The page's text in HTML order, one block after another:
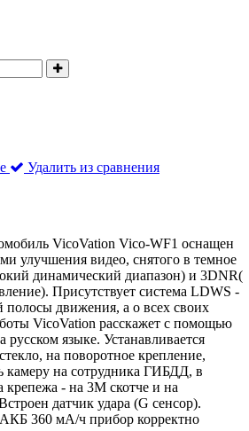
Удалить из сравнения
VicoVation Vico-WF1 оснащен
улучшения видео, снятого в темное
динамический диапазон) и 3DNR(
Присутствует система LDWS -
полосы движения, а о всех своих
VicoVation расскажет с помощью
языке. Устанавливается
на поворотное крепление,
камеру на сотрудника ГИБДД, в
крепежа - на 3М скотче и на
датчик удара (G сенсор).
360 мА/ч прибор корректно